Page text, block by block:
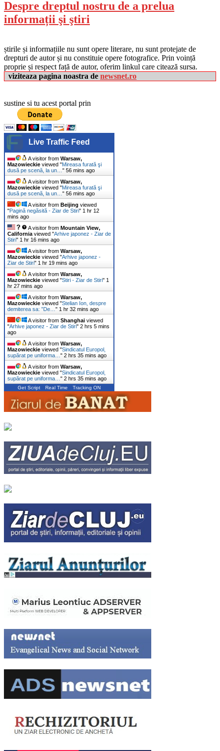
Despre dreptul nostru de a prelua
informații şi ştiri
știrile și informațiile nu sunt opere literare, nu sunt protejate de
drepturi de autor și nu constituie opere fotografice. Prin voință
proprie și respect față de autor, oferim linkul care citează sursa.
viziteaza pagina noastra de newsnet.ro
sustine si tu acest portal prin
Live Traffic Feed
A visitor from Warsaw,
Mazowieckie viewed "Mireasa furată şi
dusă pe scenă, la un… " 56 mins ago
A visitor from Warsaw,
Mazowieckie viewed "Mireasa furată şi
dusă pe scenă, la un… " 56 mins ago
A visitor from Beijing viewed
"Pagină negăsită - Ziar de Stiri" 1 hr 12
mins ago
A visitor from Mountain View,
California viewed "Arhive japonez - Ziar de
Stiri" 1 hr 16 mins ago
A visitor from Warsaw,
Mazowieckie viewed "Arhive japonez -
Ziar de Stiri" 1 hr 19 mins ago
A visitor from Warsaw,
Mazowieckie viewed "Stiri - Ziar de Stiri" 1
hr 27 mins ago
A visitor from Warsaw,
Mazowieckie viewed "Stelian Ion, despre
demiterea sa: ”De… " 1 hr 32 mins ago
A visitor from Shanghai viewed
"Arhive japonez - Ziar de Stiri" 2 hrs 5 mins
ago
A visitor from Warsaw,
Mazowieckie viewed "Sindicatul Europol,
supărat pe uniforma… " 2 hrs 35 mins ago
A visitor from Warsaw,
Mazowieckie viewed "Sindicatul Europol,
supărat pe uniforma… " 2 hrs 35 mins ago
Get Script Real Time Tracking ON